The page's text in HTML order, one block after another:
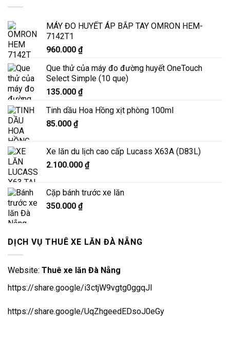
MÁY ĐO HUYẾT ÁP BẮP TAY OMRON HEM-
7142T1
960.000 ₫
Que thử của máy đo đường huyết OneTouch
Select Simple (10 que)
135.000 ₫
Tinh dầu Hoa Hồng xịt phòng 100ml
85.000 ₫
Xe lăn du lịch cao cấp Lucass X63A (D83L)
2.100.000 ₫
Cặp bánh trước xe lăn
350.000 ₫
DỊCH VỤ THUÊ XE LĂN ĐÀ NẴNG
Website: Thuê xe lăn Đà Nẵng
https://share.google/i3ctjW9vgtg0ggqJl
https://share.google/UqZhgeedEDsoJ0eGy